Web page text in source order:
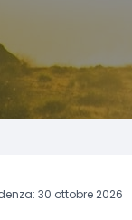
30 ottobre 2026